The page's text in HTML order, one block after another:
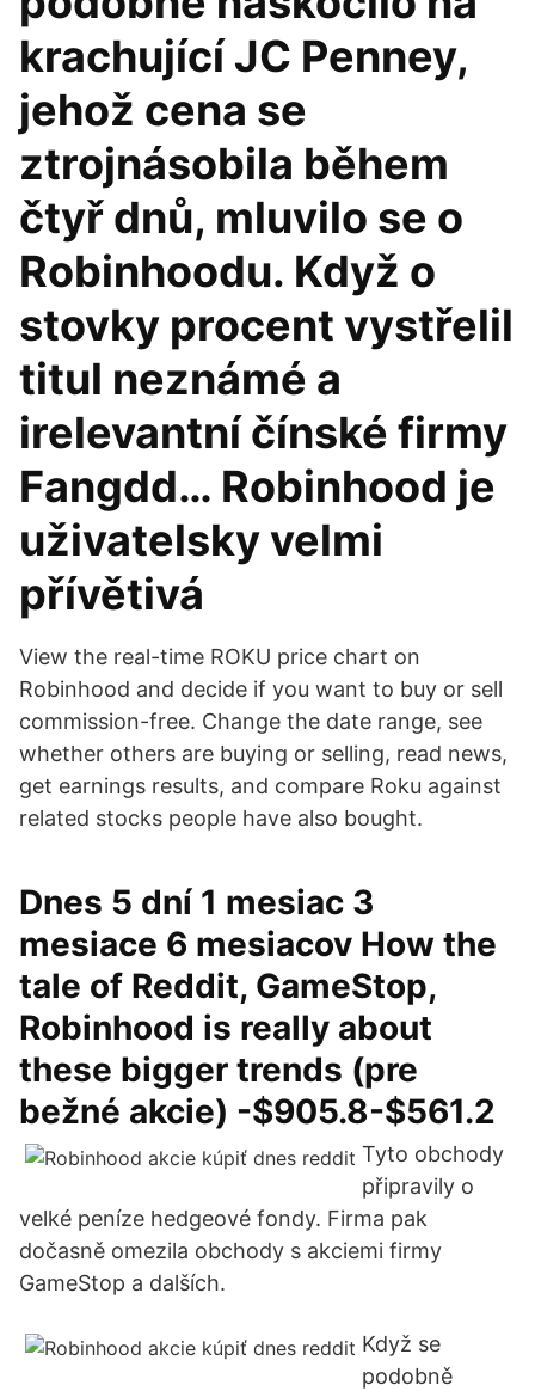
krachující JC Penney,
jehož cena se
ztrojnásobila během
čtyř dnů, mluvilo se o
Robinhoodu. Když o
stovky procent vystřelil
titul neznámé a
irelevantní čínské firmy
Fangdd… Robinhood je
uživatelsky velmi
přívětivá
View the real-time ROKU price chart on
Robinhood and decide if you want to buy or sell
commission-free. Change the date range, see
whether others are buying or selling, read news,
get earnings results, and compare Roku against
related stocks people have also bought.
Dnes 5 dní 1 mesiac 3
mesiace 6 mesiacov How the
tale of Reddit, GameStop,
Robinhood is really about
these bigger trends (pre
bežné akcie) -$905.8-$561.2
Tyto obchody
připravily o
velké peníze hedgeové fondy. Firma pak
dočasně omezila obchody s akciemi firmy
GameStop a dalších.
Když se
podobně